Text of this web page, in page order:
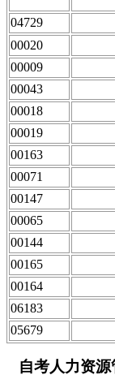
04729
00020
00009
00043
00018
00019
00163
00071
00147
00065
00144
00165
00164
06183
05679
自考人力资源